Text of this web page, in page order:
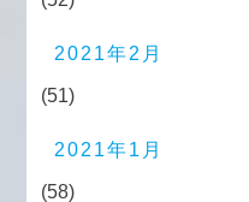
2021年2月
(51)
2021年1月
(58)